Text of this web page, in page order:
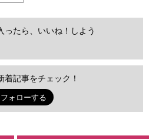
ったら、いいね！しよう
着記事をチェック！